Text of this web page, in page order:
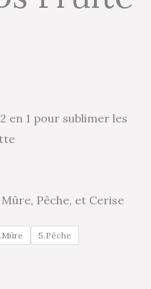
en 1 pour sublimer les
Pêche, et Cerise
5.Pêche